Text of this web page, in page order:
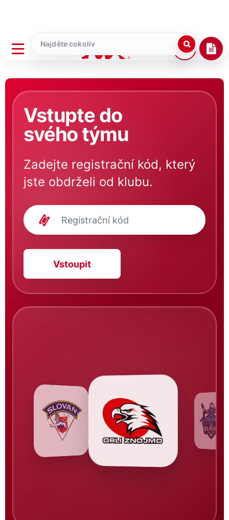
Vstupte do
svého týmu
Zadejte registrační kód, který
jste obdrželi od klubu.
Vstoupit